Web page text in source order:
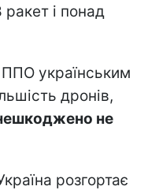
ракет і понад
ППО українським
дронів,
не
розгортає